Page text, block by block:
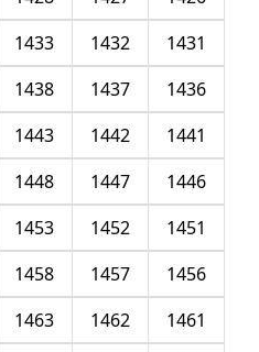
1431
1432
1433
1436
1437
1438
1441
1442
1443
1446
1447
1448
1451
1452
1453
1456
1457
1458
1461
1462
1463